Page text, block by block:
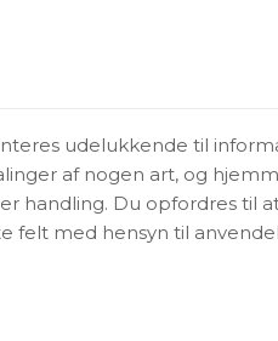
udelukkende til
af nogen art, og
handling. Du opfordres til
felt med hensyn til